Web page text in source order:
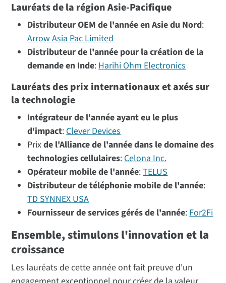
Lauréats de la région Asie-Pacifique
Distributeur OEM de l'année en Asie du Nord:
Arrow Asia Pac Limited
Distributeur de l'année pour la création de la
demande en Inde:Harihi Ohm Electronics
Lauréats des prix internationaux et axés sur
la technologie
Intégrateur de l'année ayant eu le plus
d'impact:Clever Devices
Prixde l'Alliance de l'année dans le domaine des
technologies cellulaires:Celona Inc.
Opérateur mobile de l'année:TELUS
Distributeur de téléphonie mobile de l'année:
TD SYNNEX USA
Fournisseur de services gérés de l'année:For2Fi
Ensemble, stimulons l'innovation et la
croissance
Les lauréats de cette année ont fait preuve d'un